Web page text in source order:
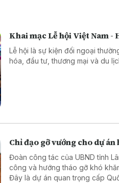
Khai mạc Lễ hội Việt Nam -
Lễ hội là sự kiện đối ngoại
hóa, đầu tư, thương mại và du
Chỉ đạo gỡ vướng cho dự
Đoàn công tác của UBND tỉnh
công và hướng tháo gỡ khó
Đây là dự án quan trọng cấp